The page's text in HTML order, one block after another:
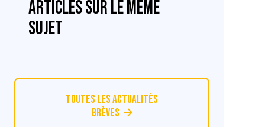
articles sur le même
sujet
Toutes les actualités
Brèves